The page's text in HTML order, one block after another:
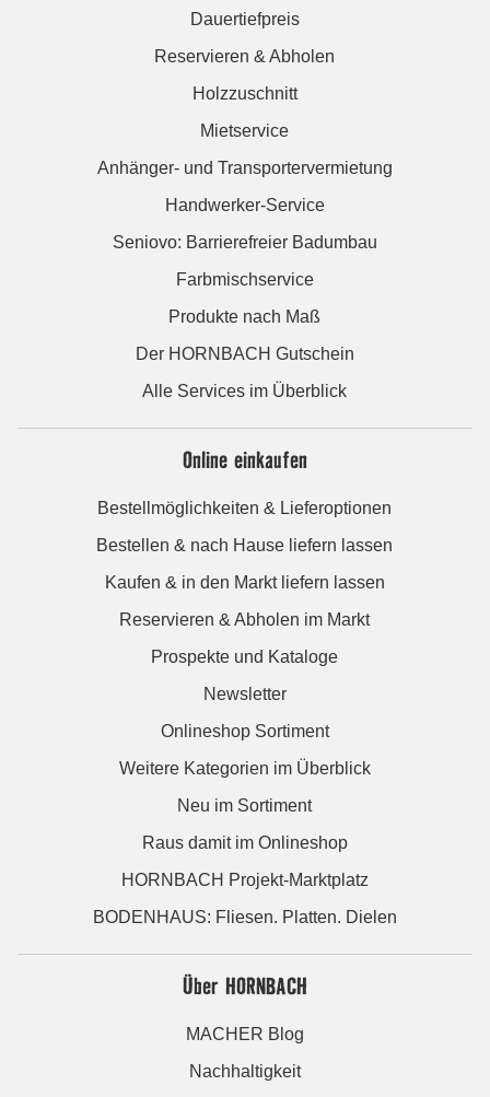
Dauertiefpreis
Reservieren & Abholen
Holzzuschnitt
Mietservice
Anhänger- und Transportervermietung
Handwerker-Service
Seniovo: Barrierefreier Badumbau
Farbmischservice
Produkte nach Maß
Der HORNBACH Gutschein
Alle Services im Überblick
Online einkaufen
Bestellmöglichkeiten & Lieferoptionen
Bestellen & nach Hause liefern lassen
Kaufen & in den Markt liefern lassen
Reservieren & Abholen im Markt
Prospekte und Kataloge
Newsletter
Onlineshop Sortiment
Weitere Kategorien im Überblick
Neu im Sortiment
Raus damit im Onlineshop
HORNBACH Projekt-Marktplatz
BODENHAUS: Fliesen. Platten. Dielen
Über HORNBACH
MACHER Blog
Nachhaltigkeit